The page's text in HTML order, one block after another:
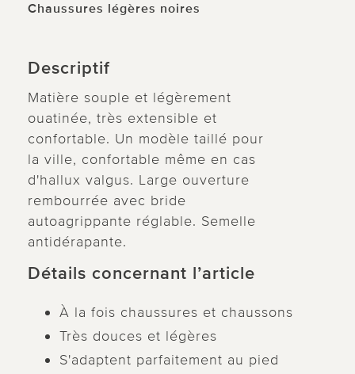
Chaussures légères noires
Descriptif
Matière souple et légèrement
ouatinée, très extensible et
confortable. Un modèle taillé pour
la ville, confortable même en cas
d'hallux valgus. Large ouverture
rembourrée avec bride
autoagrippante réglable. Semelle
antidérapante.
Détails concernant l’article
À la fois chaussures et chaussons
Très douces et légères
S'adaptent parfaitement au pied